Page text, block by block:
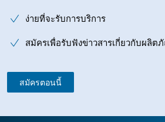
ง่ายที่จะรับการบริการ
สมัครเพื่อรับฟังข่าวสารเกี่ยวกับผลิ
สมัครตอนนี้